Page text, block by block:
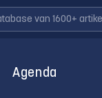
Agenda